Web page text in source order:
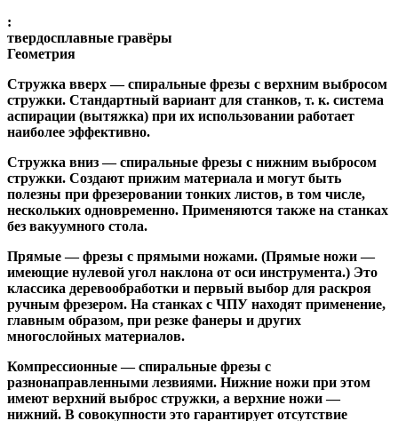
:
твердосплавные гравёры
Геометрия
Стружка вверх— спиральные фрезы с верхним выбросом
стружки. Стандартный вариант для станков, т. к. система
аспирации (вытяжка) при их использовании работает
наиболее эффективно.
Стружка вниз— спиральные фрезы с нижним выбросом
стружки. Создают прижим материала и могут быть
полезны при фрезеровании тонких листов, в том числе,
нескольких одновременно. Применяются также на станках
без вакуумного стола.
Прямые— фрезы с прямыми ножами. (Прямые ножи —
имеющие нулевой угол наклона от оси инструмента.) Это
классика деревообработки и первый выбор для раскроя
ручным фрезером. На станках с ЧПУ находят применение,
главным образом, при резке фанеры и других
многослойных материалов.
Компрессионные— спиральные фрезы с
разнонаправленными лезвиями. Нижние ножи при этом
имеют верхний выброс стружки, а верхние ножи —
нижний. В совокупности это гарантирует отсутствие